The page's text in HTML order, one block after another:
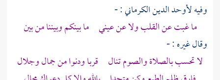
وفيهلأوحد الدين الكرماني: -
ما غبت عن القلب ولا عن عيني ما بينكم وبيننا من بين
وقال غيره : -
لا تحسب بالصلاة والصوم تنال قربا ودنوا من جمال وجلال